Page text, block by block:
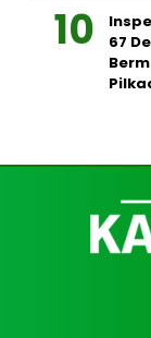
67